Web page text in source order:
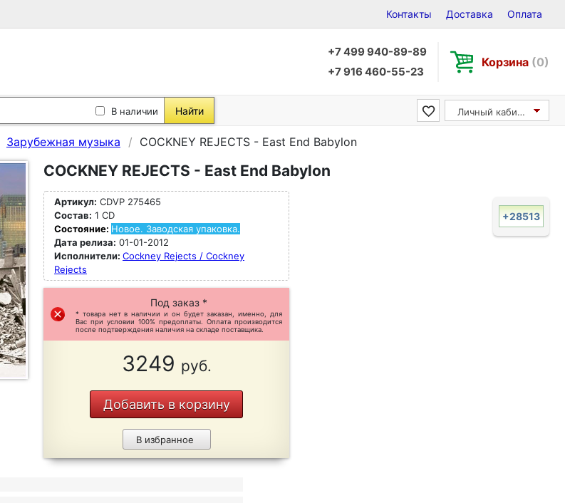
Контакты Доставка Оплата
+7 499 940-89-89
+7 916 460-55-23
Корзина (0)
В наличии Найти Личный кабинет
Зарубежная музыка COCKNEY REJECTS - East End Babylon
COCKNEY REJECTS - East End Babylon
Артикул: CDVP 275465
Состав: 1 CD
Состояние: Новое. Заводская упаковка.
Дата релиза: 01-01-2012
Исполнители: Cockney Rejects / Cockney
Rejects
Под заказ *
* товара нет в наличии и он будет заказан, именно, для
Вас при условии 100% предоплаты. Оплата производится
после подтверждения наличия на складе поставщика.
3249 руб.
Добавить в корзину
В избранное
+28513